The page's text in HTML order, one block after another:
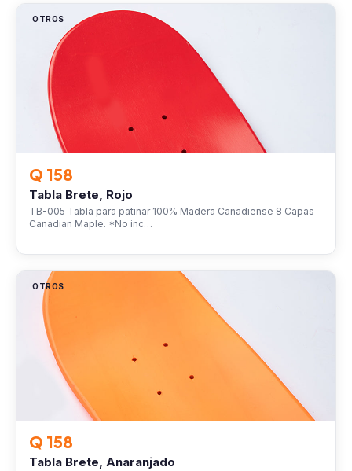
OTROS
Q 158
Tabla Brete, Rojo
TB-005 Tabla para patinar 100% Madera Canadiense 8 Capas
Canadian Maple. *No inc…
OTROS
Q 158
Tabla Brete, Anaranjado